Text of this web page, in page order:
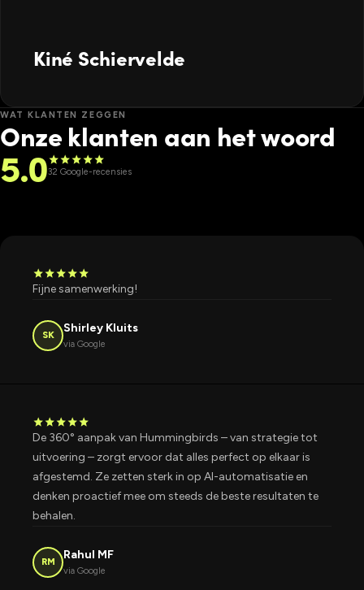
Kiné Schiervelde
WAT KLANTEN ZEGGEN
Onze klanten aan het woord
5.0starstarstarstarstar
32 Google-recensies
starstarstarstarstar
Fijne samenwerking!
SK
Shirley Kluits
via Google
starstarstarstarstar
De 360° aanpak van Hummingbirds – van strategie tot
uitvoering – zorgt ervoor dat alles perfect op elkaar is
afgestemd. Ze zetten sterk in op AI-automatisatie en
denken proactief mee om steeds de beste resultaten te
behalen.
RM
Rahul MF
via Google